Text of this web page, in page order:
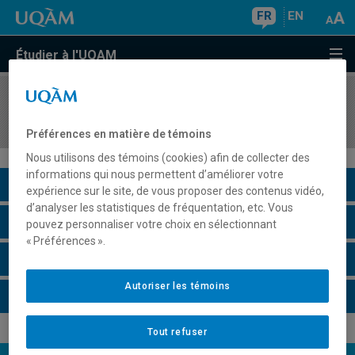
FR EN
Étudier à l'UQAM
COURS//
Description du cours
Horaire - Été 2026
Préférences en matière de témoins
Nous utilisons des témoins (cookies) afin de collecter des
informations qui nous permettent d’améliorer votre
expérience sur le site, de vous proposer des contenus vidéo,
d’analyser les statistiques de fréquentation, etc. Vous
pouvez personnaliser votre choix en sélectionnant
« Préférences ».
Tout refuser
Autoriser les témoins